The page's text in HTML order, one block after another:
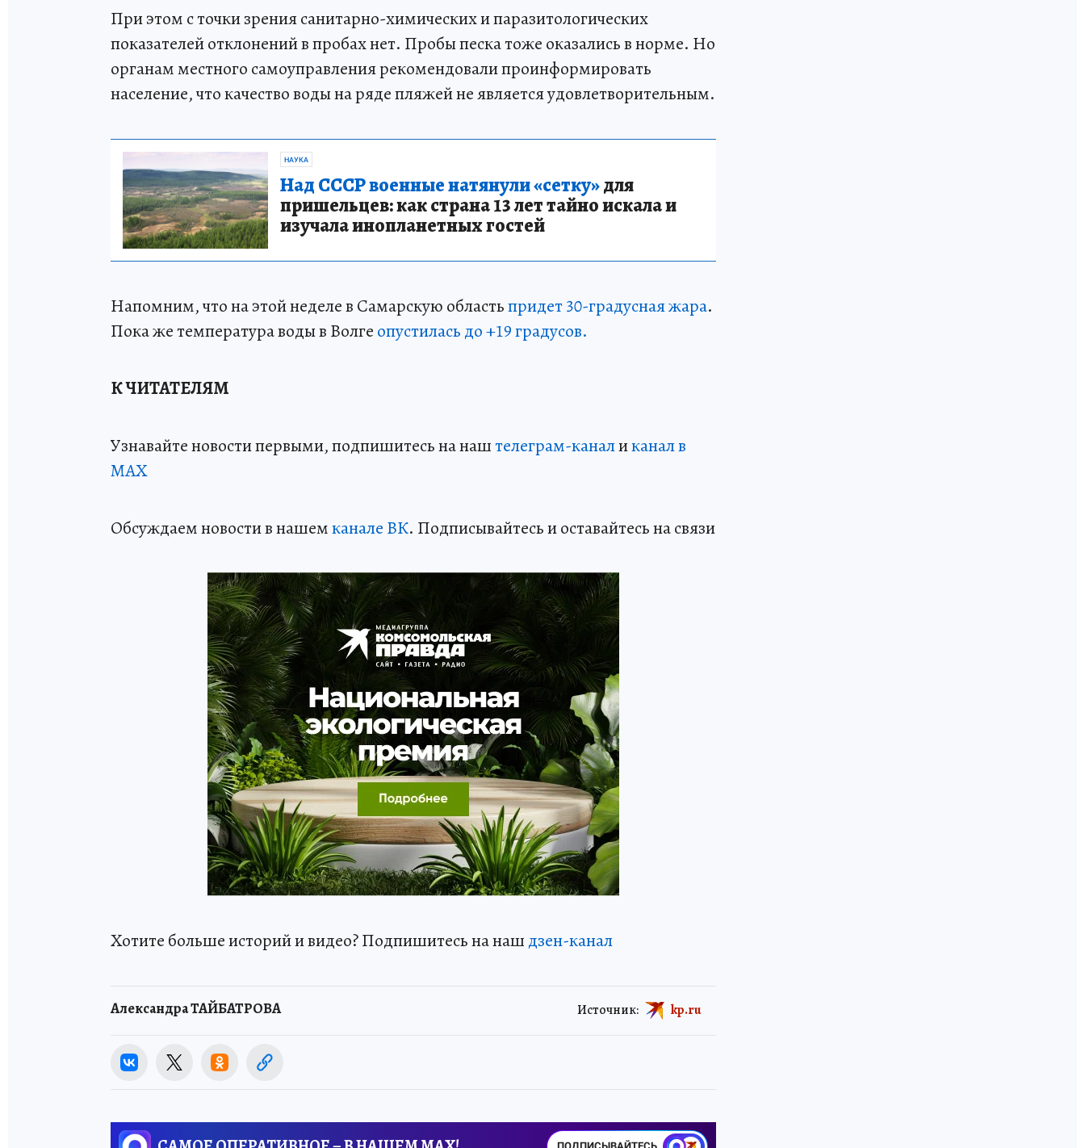
При этом с точки зрения санитарно-химических и паразитологических
показателей отклонений в пробах нет. Пробы песка тоже оказались в норме. Но
органам местного самоуправления рекомендовали проинформировать
население, что качество воды на ряде пляжей не является удовлетворительным.
НАУКА
Над СССР военные натянули «сетку»для
пришельцев: как страна 13 лет тайно искала и
изучала инопланетных гостей
Напомним, что на этой неделе в Самарскую областьпридет 30-градусная жара.
Пока же температура воды в Волге опустилась до +19 градусов.
К ЧИТАТЕЛЯМ
Узнавайте новости первыми, подпишитесь на наштелеграм-каналиканал в
МАХ
Обсуждаем новости в нашемканале ВК. Подписывайтесь и оставайтесь на связи
Хотите больше историй и видео? Подпишитесь на наш дзен-канал
Александра ТАЙБАТРОВА Источник: kp.ru